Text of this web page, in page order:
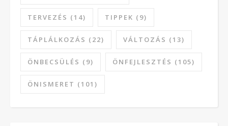
TERVEZÉS (14) TIPPEK (9)
TÁPLÁLKOZÁS (22) VÁLTOZÁS (13)
ÖNBECSÜLÉS (9) ÖNFEJLESZTÉS (105)
ÖNISMERET (101)